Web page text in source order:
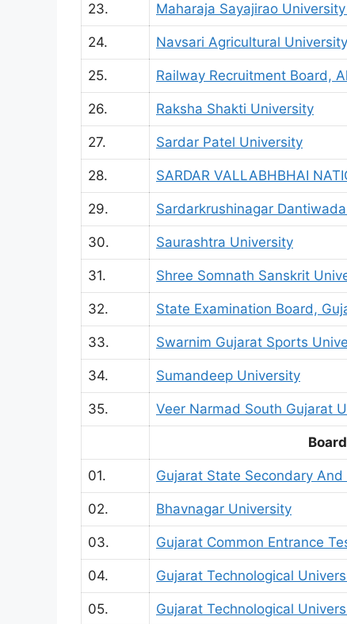
23. Maharaja Sayajirao
24. Navsari Agricultural
25. Railway Recruitment Board,
26. Raksha Shakti University
27. Sardar Patel University
28. SARDAR VALLABHBHAI
29. Sardarkrushinagar
30. Saurashtra University
31. Shree Somnath Sanskrit
32. State Examination Board,
33. Swarnim Gujarat Sports
34. Sumandeep University
35. Veer Narmad South Gujarat
01. Gujarat State Secondary
02. Bhavnagar University
03. Gujarat Common Entrance
04. Gujarat Technological
05. Gujarat Technological